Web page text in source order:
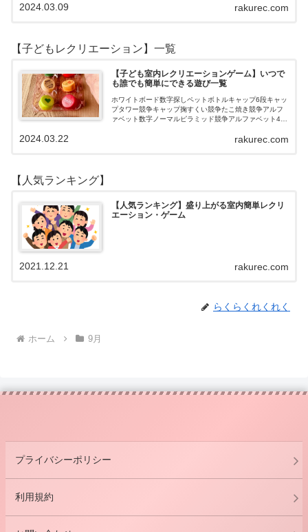
ロおはじき体操スライム脳トレ無料素材Yo…rakurec.com
2024.03.09
【子どもレクリエーション】一覧
【子ども室内レクリエーションゲーム】いつで
も誰でも簡単にできる遊び一覧
ホワイトボード数字探しペットボトルキャップ6段キャッ
プタワー競争キャップ掬すくい競争たこ焼き競争アルフ
ァベット数字ノーマルピラミッド競争アルファベット4段
rakurec.com
2024.03.22
【人気ランキング】
【人気ランキング】盛り上がる室内簡単レクリ
エーション・ゲーム
rakurec.com
2021.12.21
らくらくれくれく
ホーム 9月
プライバシーポリシー
利用規約